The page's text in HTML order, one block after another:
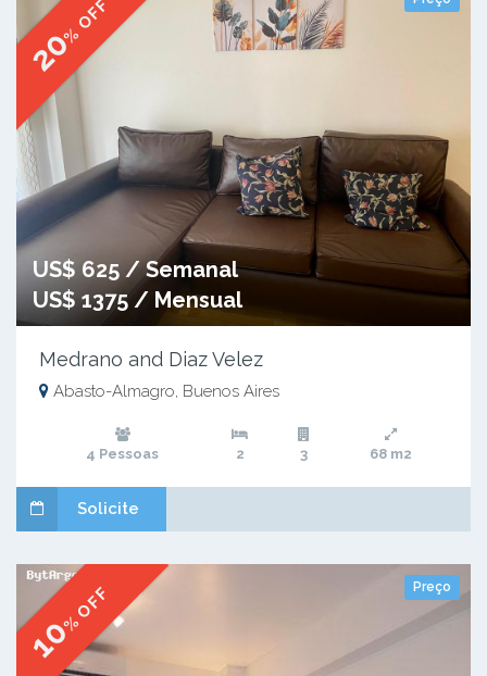
20
% OFF
US$ 625 / Semanal
US$ 1375 / Mensual
Medrano and Diaz Velez
Abasto-Almagro, Buenos Aires
4 Pessoas 2 3 68 m2
Solicite
Preço
10
% OFF